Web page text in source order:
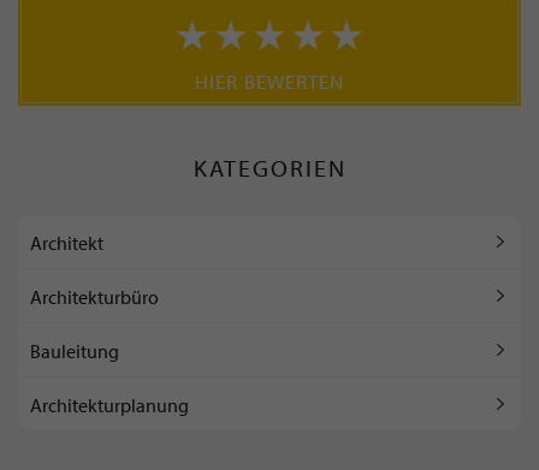
HIER BEWERTEN
KATEGORIEN
Architekt
Architekturbüro
Bauleitung
Architekturplanung